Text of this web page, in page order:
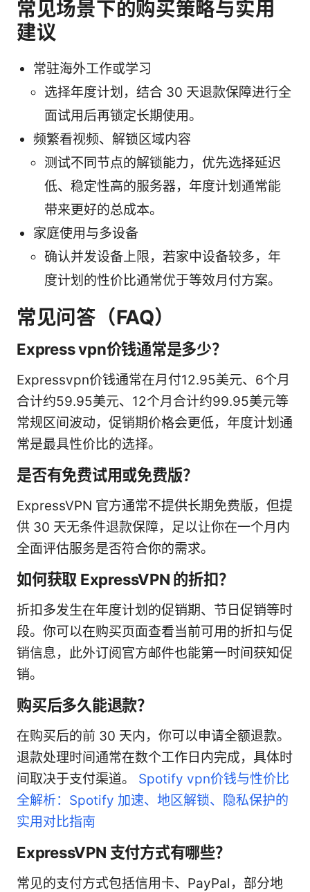
常见场景下的购买策略与实用
建议
常驻海外工作或学习
选择年度计划，结合 30 天退款保障进行全
面试用后再锁定长期使用。
频繁看视频、解锁区域内容
测试不同节点的解锁能力，优先选择延迟
低、稳定性高的服务器，年度计划通常能
带来更好的总成本。
家庭使用与多设备
确认并发设备上限，若家中设备较多，年
度计划的性价比通常优于等效月付方案。
常见问答（FAQ）
Express vpn价钱通常是多少？
Expressvpn价钱通常在月付12.95美元、6个月
合计约59.95美元、12个月合计约99.95美元等
常规区间波动，促销期价格会更低，年度计划通
常是最具性价比的选择。
是否有免费试用或免费版？
ExpressVPN 官方通常不提供长期免费版，但提
供 30 天无条件退款保障，足以让你在一个月内
全面评估服务是否符合你的需求。
如何获取 ExpressVPN 的折扣？
折扣多发生在年度计划的促销期、节日促销等时
段。你可以在购买页面查看当前可用的折扣与促
销信息，此外订阅官方邮件也能第一时间获知促
销。
购买后多久能退款？
在购买后的前 30 天内，你可以申请全额退款。
退款处理时间通常在数个工作日内完成，具体时
间取决于支付渠道。 Spotify vpn价钱与性价比
全解析：Spotify 加速、地区解锁、隐私保护的
实用对比指南
ExpressVPN 支付方式有哪些？
常见的支付方式包括信用卡、PayPal，部分地